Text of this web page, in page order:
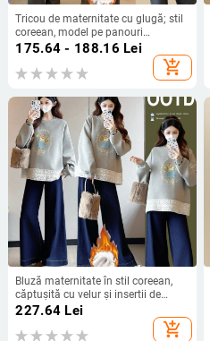
Tricou de maternitate cu glugă; stil
coreean, model pe panouri
(amestec din bumbac-elastan 70-
80% bumbac, <=30% elastan;
toamnă-iarnă 2025; mâneci lungi;
175.64 - 188.16 Lei
add_shopping_cart
Bluză maternitate în stil coreean,
căptușită cu velur și insertii de
dantelă, groasă, mâneci lungi, guler
227.64 Lei
add_shopping_cart